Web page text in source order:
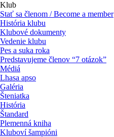
Klub
Stať sa členom / Become a member
História klubu
Klubové dokumenty
Vedenie klubu
Pes a suka roka
Predstavujeme členov “7 otázok”
Médiá
Lhasa apso
Galéria
Šteniatka
História
Štandard
Plemenná kniha
Kluboví šampióni